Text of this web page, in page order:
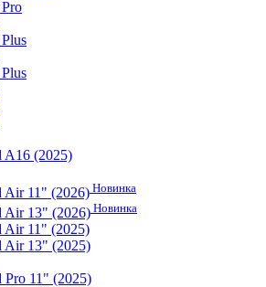
A16 (2025)
Air 11" (2026) Новинка
Air 13" (2026) Новинка
Air 11" (2025)
Air 13" (2025)
Pro 11" (2025)